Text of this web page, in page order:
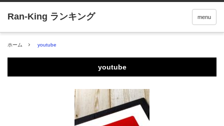
menu
ホーム youtube
youtube